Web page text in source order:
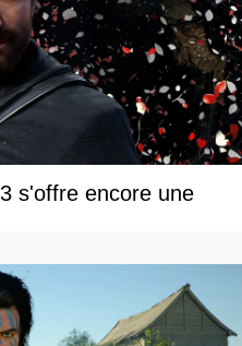
s'offre encore une